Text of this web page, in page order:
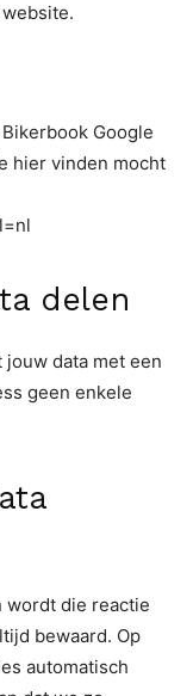
Google
hier vinden mocht
delen
data met een
geen enkele
wordt die reactie
bewaard. Op
automatisch